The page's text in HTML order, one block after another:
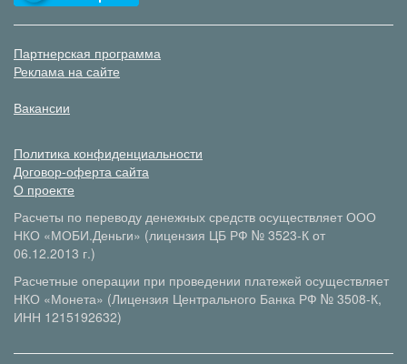
Партнерская программа
Реклама на сайте
Вакансии
Политика конфиденциальности
Договор-оферта сайта
О проекте
Расчеты по переводу денежных средств осуществляет ООО
НКО «МОБИ.Деньги» (лицензия ЦБ РФ № 3523-К от
06.12.2013 г.)
Расчетные операции при проведении платежей осуществляет
НКО «Монета» (Лицензия Центрального Банка РФ № 3508-К,
ИНН 1215192632)